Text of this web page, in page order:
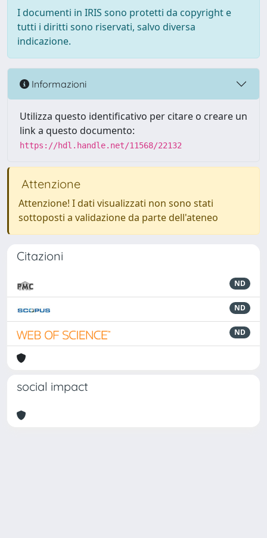
I documenti in IRIS sono protetti da copyright e
tutti i diritti sono riservati, salvo diversa
indicazione.
Informazioni
Utilizza questo identificativo per citare o creare un
link a questo documento:
https://hdl.handle.net/11568/22132
Attenzione
Attenzione! I dati visualizzati non sono stati
sottoposti a validazione da parte dell'ateneo
Citazioni
ND
ND
ND
social impact